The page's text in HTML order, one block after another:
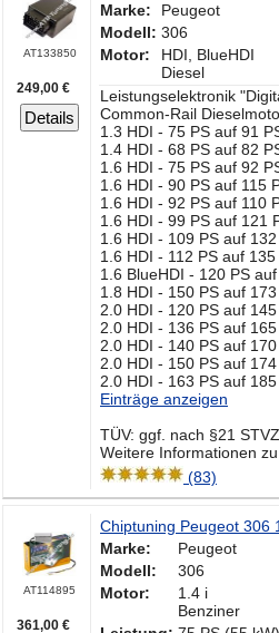
AT133850
249,00 €
Details
Marke:
Peugeot
Modell: 306
Motor:
HDI, BlueHDI
Diesel
Leistungselektronik
Common-Rail
1.3 HDI - 75 PS auf 91
1.4 HDI - 68 PS auf 82
1.6 HDI - 75 PS auf 92
1.6 HDI - 90 PS auf 115
1.6 HDI - 92 PS auf 110
1.6 HDI - 99 PS auf 121
1.6 HDI - 109 PS auf
1.6 HDI - 112 PS auf
1.6 BlueHDI - 120 PS
1.8 HDI - 150 PS auf
2.0 HDI - 120 PS auf
2.0 HDI - 136 PS auf
2.0 HDI - 140 PS auf
2.0 HDI - 150 PS auf
2.0 HDI - 163 PS auf
Einträge anzeigen
TÜV: ggf. nach §21
Weitere Informationen
(83)
AT114895
361,00 €
Chiptuning Peugeot 306
Marke:
Peugeot
Modell:
306
Motor:
1.4 i
Benziner